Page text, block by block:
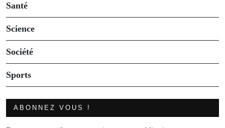
Santé
Science
Société
Sports
ABONNEZ VOUS !